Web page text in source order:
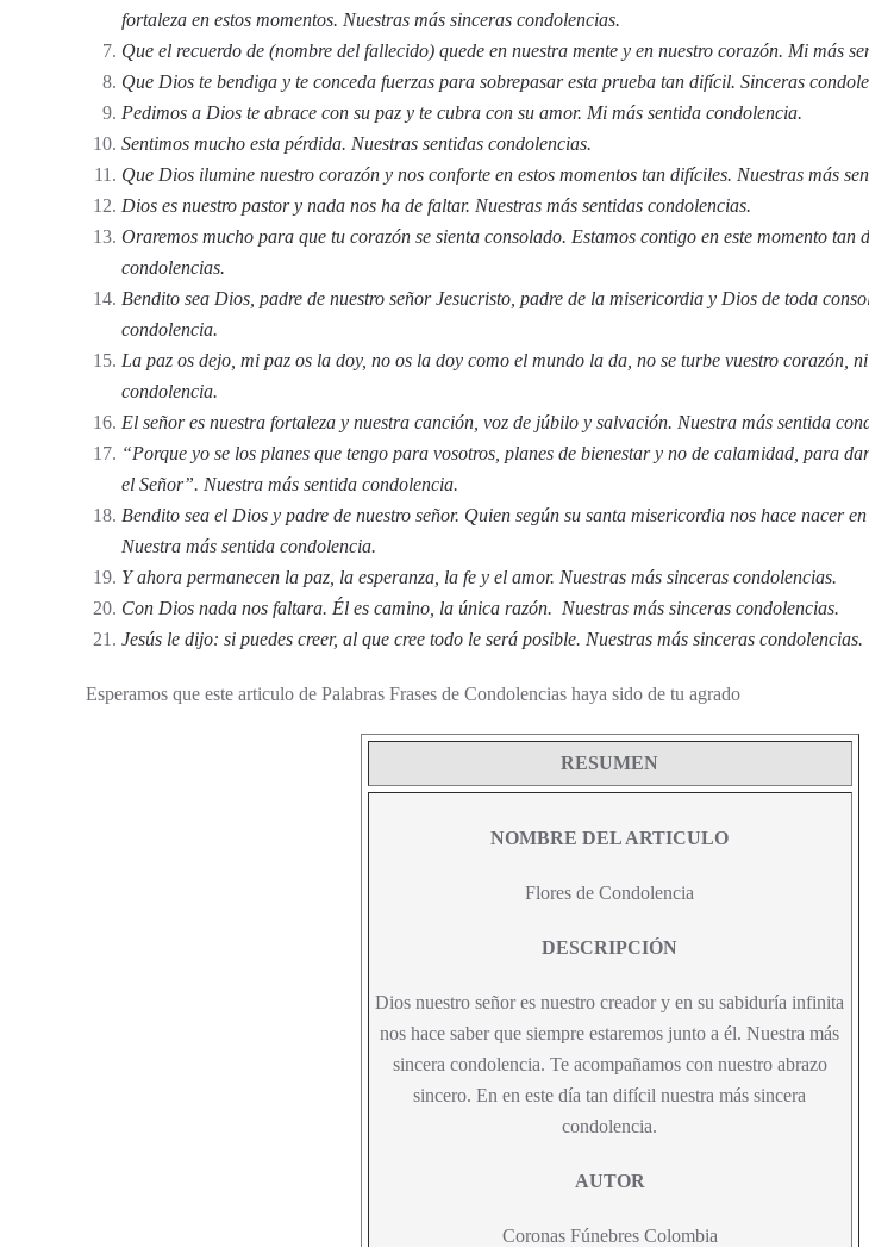
fortaleza en estos momentos. Nuestras más sinceras condolencias.
Que el recuerdo de (nombre del fallecido) quede en nuestra mente y en nuestro corazón. Mi más
Que Dios te bendiga y te conceda fuerzas para sobrepasar esta prueba tan difícil. Sinceras
Pedimos a Dios te abrace con su paz y te cubra con su amor. Mi más sentida condolencia.
Sentimos mucho esta pérdida. Nuestras sentidas condolencias.
Que Dios ilumine nuestro corazón y nos conforte en estos momentos tan difíciles. Nuestras más
Dios es nuestro pastor y nada nos ha de faltar. Nuestras más sentidas condolencias.
Oraremos mucho para que tu corazón se sienta consolado. Estamos contigo en este momento tan
condolencias.
Bendito sea Dios, padre de nuestro señor Jesucristo, padre de la misericordia y Dios de toda
condolencia.
La paz os dejo, mi paz os la doy, no os la doy como el mundo la da, no se turbe vuestro corazón,
condolencia.
El señor es nuestra fortaleza y nuestra canción, voz de júbilo y salvación. Nuestra más sentida
“Porque yo se los planes que tengo para vosotros, planes de bienestar y no de calamidad, para
el Señor”. Nuestra más sentida condolencia.
Bendito sea el Dios y padre de nuestro señor. Quien según su santa misericordia nos hace nacer
Nuestra más sentida condolencia.
Y ahora permanecen la paz, la esperanza, la fe y el amor. Nuestras más sinceras condolencias.
Con Dios nada nos faltara. Él es camino, la única razón. Nuestras más sinceras condolencias.
Jesús le dijo: si puedes creer, al que cree todo le será posible. Nuestras más sinceras condolencias.
Esperamos que este articulo de Palabras Frases de Condolencias haya sido de tu agrado
RESUMEN
NOMBRE DEL ARTICULO
Flores de Condolencia
DESCRIPCIÓN
Dios nuestro señor es nuestro creador y en su sabiduría infinita
nos hace saber que siempre estaremos junto a él. Nuestra más
sincera condolencia. Te acompañamos con nuestro abrazo
sincero. En en este día tan difícil nuestra más sincera
condolencia.
AUTOR
Coronas Fúnebres Colombia